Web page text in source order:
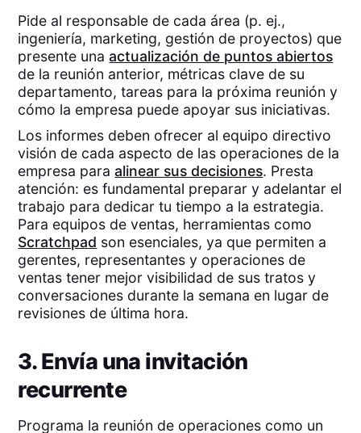
Pide al responsable de cada área (p. ej.,
ingeniería, marketing, gestión de proyectos) que
presente unaactualización de puntos abiertos
de la reunión anterior, métricas clave de su
departamento, tareas para la próxima reunión y
cómo la empresa puede apoyar sus iniciativas.
Los informes deben ofrecer al equipo directivo
visión de cada aspecto de las operaciones de la
empresa paraalinear sus decisiones. Presta
atención: es fundamental preparar y adelantar el
trabajo para dedicar tu tiempo a la estrategia.
Para equipos de ventas, herramientas como
Scratchpad son esenciales, ya que permiten a
gerentes, representantes y operaciones de
ventas tener mejor visibilidad de sus tratos y
conversaciones durante la semana en lugar de
revisiones de última hora.
3. Envía una invitación
recurrente
Programa la reunión de operaciones como un